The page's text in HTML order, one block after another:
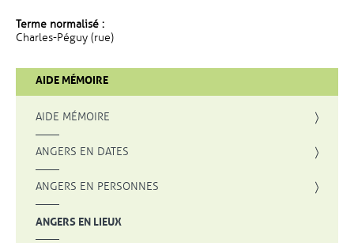
Terme normalisé :
Charles-Péguy (rue)
AIDE MÉMOIRE
AIDE MÉMOIRE
ANGERS EN DATES
ANGERS EN PERSONNES
ANGERS EN LIEUX